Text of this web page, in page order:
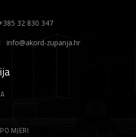
32 830 347
info@akord-zupanja.hr
MJERI